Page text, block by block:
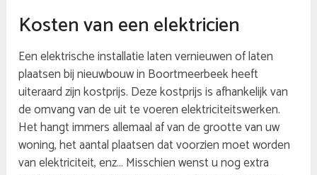
Kosten van een elektricien
Een elektrische installatie laten vernieuwen of laten
plaatsen bij nieuwbouw in Boortmeerbeek heeft
uiteraard zijn kostprijs. Deze kostprijs is afhankelijk van
de omvang van de uit te voeren elektriciteitswerken.
Het hangt immers allemaal af van de grootte van uw
woning, het aantal plaatsen dat voorzien moet worden
van elektriciteit, enz… Misschien wenst u nog extra